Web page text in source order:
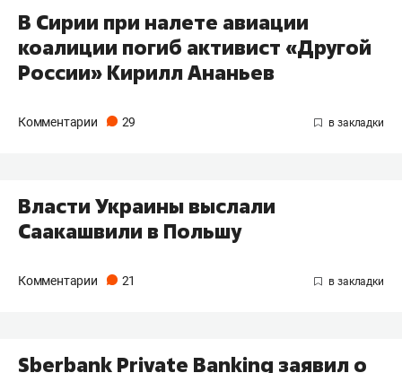
В Сирии при налете авиации
коалиции погиб активист «Другой
России» Кирилл Ананьев
Комментарии 29
Власти Украины выслали
Саакашвили в Польшу
Комментарии 21
Sberbank Private Banking заявил о